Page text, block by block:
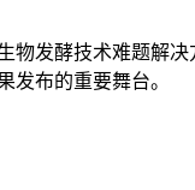
发酵技术难题解
发布的重要舞台。